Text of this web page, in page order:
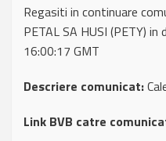
Regasiti in continuare
PETAL SA HUSI (PETY)
16:00:17 GMT
Descriere comunicat:
Link BVB catre